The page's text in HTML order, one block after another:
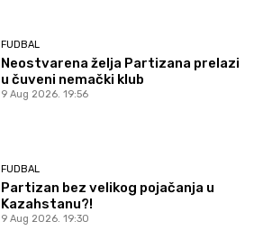
FUDBAL
Neostvarena želja Partizana prelazi
u čuveni nemački klub
9 Aug 2026. 19:56
FUDBAL
Partizan bez velikog pojačanja u
Kazahstanu?!
9 Aug 2026. 19:30